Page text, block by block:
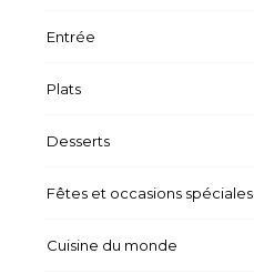
Entrée
Plats
Desserts
Fêtes et occasions spéciales
Cuisine du monde